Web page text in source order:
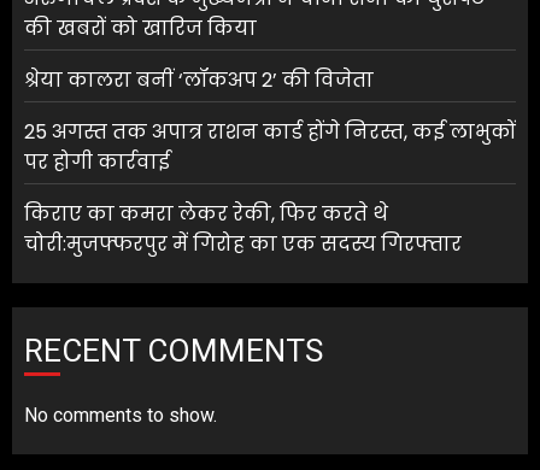
की खबरों को खारिज किया
श्रेया कालरा बनीं ‘लॉकअप 2’ की विजेता
25 अगस्त तक अपात्र राशन कार्ड होंगे निरस्त, कई लाभुकों
पर होगी कार्रवाई
किराए का कमरा लेकर रेकी, फिर करते थे
चोरी:मुजफ्फरपुर में गिरोह का एक सदस्य गिरफ्तार
RECENT COMMENTS
No comments to show.